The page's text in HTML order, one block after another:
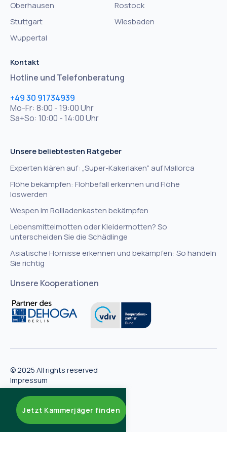
Oberhausen
Rostock
Stuttgart
Wiesbaden
Wuppertal
Kontakt
Hotline und Telefonberatung
+49 30 91734939
Mo-Fr: 8:00 - 19:00 Uhr
Sa+So: 10:00 - 14:00 Uhr
Unsere beliebtesten Ratgeber
Experten klären auf: „Super-Kakerlaken“ auf Mallorca
Flöhe bekämpfen: Flohbefall erkennen und Flöhe
loswerden
Wespen im Rollladenkasten bekämpfen
Lebensmittelmotten oder Kleidermotten? So
unterscheiden Sie die Schädlinge
Asiatische Hornisse erkennen und bekämpfen: So handeln
Sie richtig
Unsere Kooperationen
© 2025 All rights reserved
Impressum
AGB
Datenschutzerklärung
* Werbelink
Jetzt Kammerjäger finden